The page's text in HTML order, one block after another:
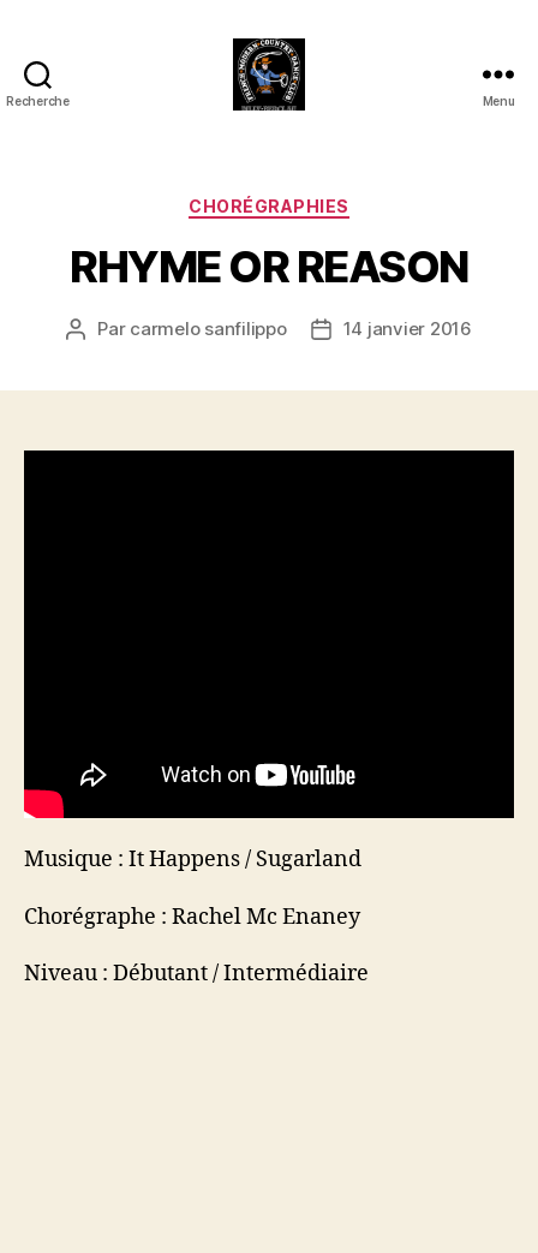
Recherche
de
Billy-
Berclau
(62)
Menu
Catégories
CHORÉGRAPHIES
RHYME OR REASON
Auteur
Par carmelo sanfilippo
Date14 janvier 2016
Musique : It Happens / Sugarland
Chorégraphe : Rachel Mc Enaney
Niveau : Débutant / Intermédiaire